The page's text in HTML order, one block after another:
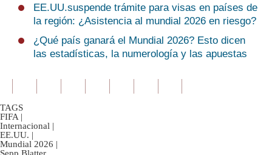
EE.UU.suspende trámite para visas en países de
la región: ¿Asistencia al mundial 2026 en riesgo?
¿Qué país ganará el Mundial 2026? Esto dicen
las estadísticas, la numerología y las apuestas
TAGS
FIFA |
Internacional |
EE.UU. |
Mundial 2026 |